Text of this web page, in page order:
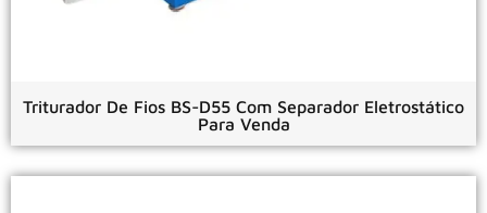
Triturador De Fios BS-D55 Com Separador Eletrostático
Para Venda